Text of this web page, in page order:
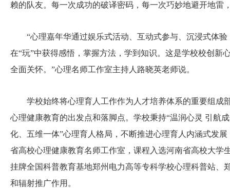
赖的队友。每一次成功的破译密码，每一次巧妙地避开地雷
“心理嘉年华通过娱乐式活动、互动式参与、沉浸式体验
在“玩”中获得感悟，掌握方法，学到知识。这是学校校创
全面关怀。”心理名师工作室主持人路晓英老师说。
学校始终将心理育人工作作为人才培养体系的重要组成
心理健康教育的出发点和落脚点。学校秉持“温润心灵 引航
化、五维一体”心理育人格局，不断推进心理育人内涵式发
省高校心理健康教育名师工作室，课程入选河南省高校大
挂牌全国科普教育基地郑州电力高等专科学校心理科普站
和辐射推广作用。